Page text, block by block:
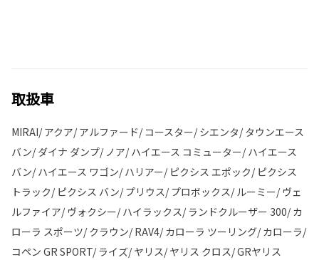
取扱車
MIRAI/ アクア/ アルファード/ コースター/ シエンタ/ タウンエース
バン/ ダイナ ダンプ/ ノア/ ハイエース コミューター/ ハイエース
バン/ ハイエース ワゴン/ ハリアー/ ピクシス エポック/ ピクシス
トラック/ ピクシス バン/ プリウス/ プロボックス/ ルーミー/ ヴェ
ルファイア/ ヴォクシー/ ハイラックス/ ランドクルーザー 300/ カ
ローラ スポーツ/ クラウン/ RAV4/ カローラ ツーリング/ カローラ/
コペン GR SPORT/ ライズ/ ヤリス/ ヤリス クロス/ GRヤリス